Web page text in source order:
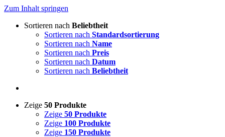
Zum Inhalt springen
Sortieren nach Beliebtheit
Sortieren nach Standardsortierung
Sortieren nach Name
Sortieren nach Preis
Sortieren nach Datum
Sortieren nach Beliebtheit
Zeige 50 Produkte
Zeige 50 Produkte
Zeige 100 Produkte
Zeige 150 Produkte